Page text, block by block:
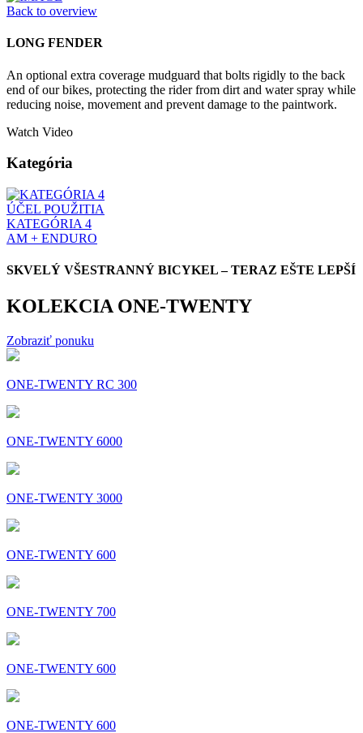
Back to overview
LONG FENDER
An optional extra coverage mudguard that bolts rigidly to the back
end of our bikes, protecting the rider from dirt and water spray while
reducing noise, movement and prevent damage to the paintwork.
Watch Video
Kategória
ÚČEL POUŽITIA
KATEGÓRIA 4
AM + ENDURO
SKVELÝ VŠESTRANNÝ BICYKEL – TERAZ EŠTE LEPŠÍ
KOLEKCIA ONE-TWENTY
Zobraziť ponuku
ONE-TWENTY RC 300
ONE-TWENTY 6000
ONE-TWENTY 3000
ONE-TWENTY 600
ONE-TWENTY 700
ONE-TWENTY 600
ONE-TWENTY 600